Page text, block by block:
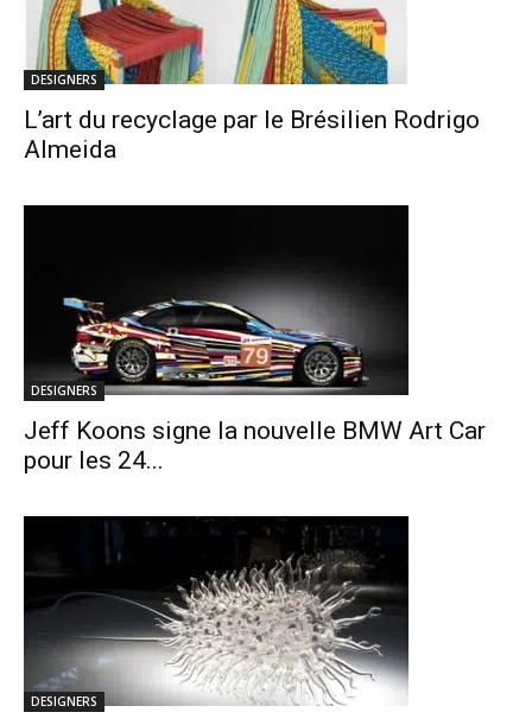
DESIGNERS
L’art du recyclage par le Brésilien Rodrigo
Almeida
DESIGNERS
Jeff Koons signe la nouvelle BMW Art Car
pour les 24...
DESIGNERS